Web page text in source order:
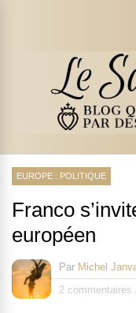
EUROPE : POLITIQUE
Franco
européen
Par Michel
2 commentaires